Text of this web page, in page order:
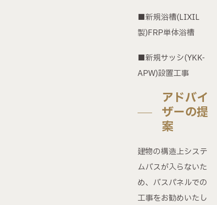
資料請求・お問い合わせ
営業時間 / 9:00〜18:00（水曜定休）
■新規浴槽(LIXIL
製)FRP単体浴槽
■新規サッシ(YKK-
APW)設置工事
アドバイ
ザーの提
案
建物の構造上システ
ムバスが入らないた
め、バスパネルでの
工事をお勧めいたし